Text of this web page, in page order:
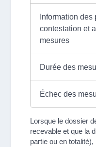
Information des
contestation et
mesures
Durée des
Échec des
Lorsque le dossier
recevable et que la
partie ou en